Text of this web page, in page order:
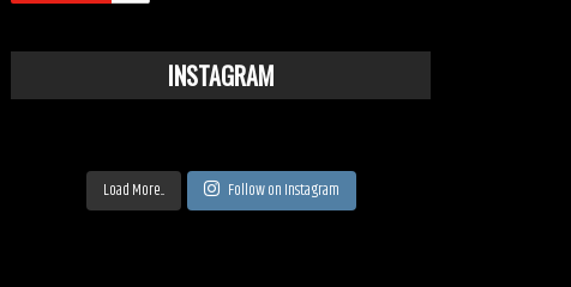
INSTAGRAM
Load More... Follow on Instagram